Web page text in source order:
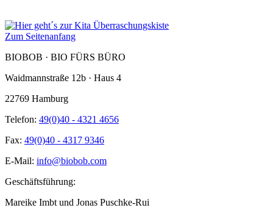
Zum Seitenanfang
BIOBOB · BIO FÜRS BÜRO
Waidmannstraße 12b · Haus 4
22769 Hamburg
Telefon: 49(0)40 - 4321 4656
Fax: 49(0)40 - 4317 9346
E-Mail: info@biobob.com
Geschäftsführung:
Mareike Imbt und Jonas Puschke-Rui